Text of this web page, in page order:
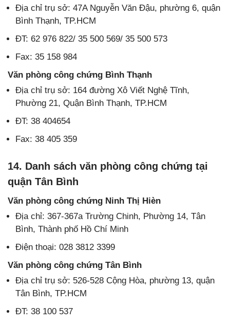
Địa chỉ trụ sở: 47A Nguyễn Văn Đậu, phường 6, quận
Bình Thạnh, TP.HCM
ĐT: 62 976 822/ 35 500 569/ 35 500 573
Fax: 35 158 984
Văn phòng công chứng Bình Thạnh
Địa chỉ trụ sở: 164 đường Xô Viết Nghệ Tĩnh,
Phường 21, Quận Bình Thạnh, TP.HCM
ĐT: 38 404654
Fax: 38 405 359
14. Danh sách văn phòng công chứng tại
quận Tân Bình
Văn phòng công chứng Ninh Thị Hièn
Địa chỉ: 367-367a Trường Chinh, Phường 14, Tân
Bình, Thành phố Hồ Chí Minh
Điện thoại: 028 3812 3399
Văn phòng công chứng Tân Bình
Địa chỉ trụ sở: 526-528 Cộng Hòa, phường 13, quận
Tân Bình, TP.HCM
ĐT: 38 100 537